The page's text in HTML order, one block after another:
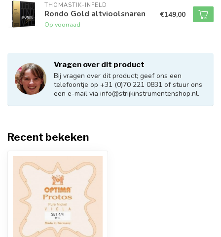
THOMASTIK-INFELD
Rondo Gold altvioolsnaren
Op voorraad
€149,00
Vragen over dit product
Bij vragen over dit product; geef ons een
telefoontje op +31 (0)70 221 0831 of stuur ons
een e-mail via info@strijkinstrumentenshop.nl.
Recent bekeken